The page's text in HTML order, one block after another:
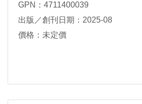
GPN：4711400039
出版／創刊日期：2025-08
價格：未定價